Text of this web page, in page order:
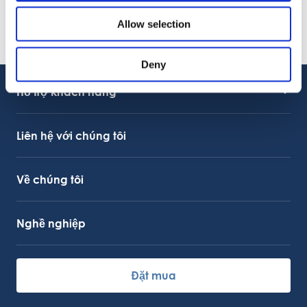
Allow selection
Deny
Welcome to OctoCore
OctoFrost and HiTec become OctoCore
Hỗ trợ khách hàng
Liên hệ với chúng tôi
Về chúng tôi
Nghề nghiệp
Đặt mua